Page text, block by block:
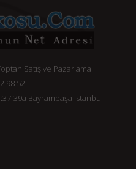
Satış ve Pazarlama
98 52
39a Bayrampaşa İstanbul